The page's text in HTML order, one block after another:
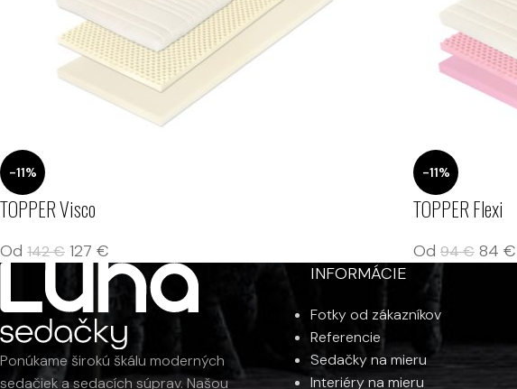
-11%
TOPPER Visco
Od 142€ 127 €
-11%
TOPPER Flexi
Od 94€ 84 €
Ponúkame širokú škálu moderných
sedačiek a sedacích súprav. Našou
INFORMÁCIE
Fotky od zákazníkov
Referencie
Sedačky na mieru
Interiéry na mieru